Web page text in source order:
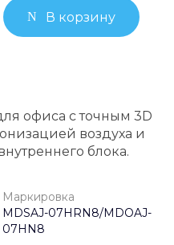
В корзину
офиса с точным 3D
воздуха и
блока.
Маркировка
MDSAJ-07HRN8/MDOAJ-
07HN8